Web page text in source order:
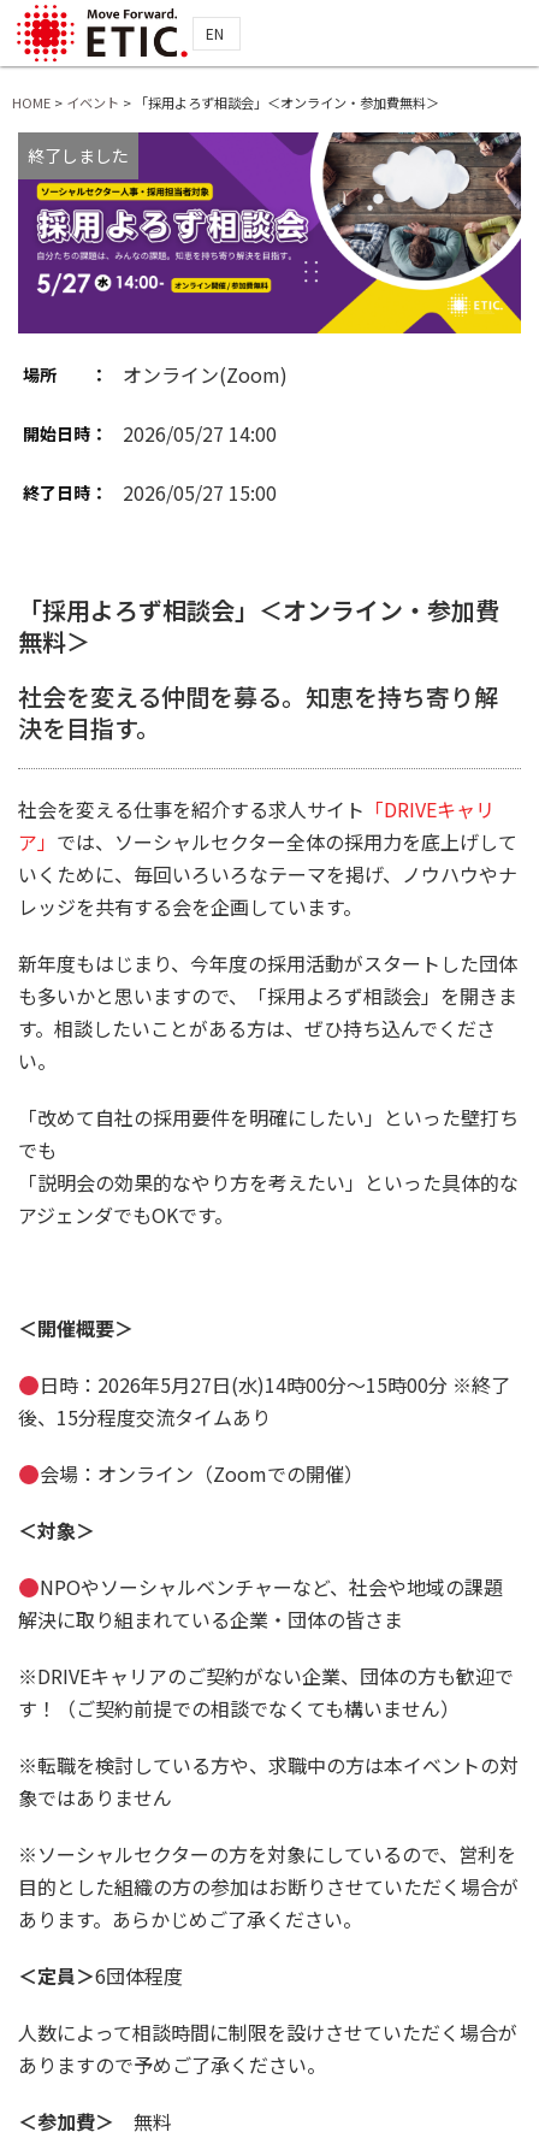
EN
HOME > イベント > 「採用よろず相談会」＜オンライン・参加費無料＞
終了しました
場所 ： オンライン(Zoom)
開始日時： 2026/05/27 14:00
終了日時： 2026/05/27 15:00
「採用よろず相談会」＜オンライン・参加費
無料＞
社会を変える仲間を募る。知恵を持ち寄り解
決を目指す。
社会を変える仕事を紹介する求人サイト 「DRIVEキャリ
ア」 では、ソーシャルセクター全体の採用力を底上げして
いくために、毎回いろいろなテーマを掲げ、ノウハウやナ
レッジを共有する会を企画しています。
新年度もはじまり、今年度の採用活動がスタートした団体
も多いかと思いますので、「採用よろず相談会」を開きま
す。相談したいことがある方は、ぜひ持ち込んでくださ
い。
「改めて自社の採用要件を明確にしたい」といった壁打ち
でも
「説明会の効果的なやり方を考えたい」といった具体的な
アジェンダでもOKです。
＜開催概要＞
日時：2026年5月27日(水)14時00分～15時00分 ※終了
後、15分程度交流タイムあり
会場：オンライン（Zoomでの開催）
＜対象＞
NPOやソーシャルベンチャーなど、社会や地域の課題
解決に取り組まれている企業・団体の皆さま
※DRIVEキャリアのご契約がない企業、団体の方も歓迎で
す！（ご契約前提での相談でなくても構いません）
※転職を検討している方や、求職中の方は本イベントの対
象ではありません
※ソーシャルセクターの方を対象にしているので、営利を
目的とした組織の方の参加はお断りさせていただく場合が
あります。あらかじめご了承ください。
＜定員＞6団体程度
人数によって相談時間に制限を設けさせていただく場合が
ありますので予めご了承ください。
＜参加費＞ 無料